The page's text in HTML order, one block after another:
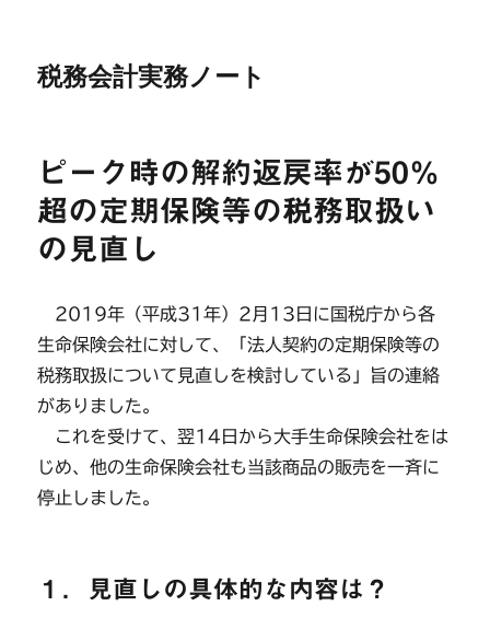
税務会計実務ノート
ピーク時の解約返戻率が50％
超の定期保険等の税務取扱い
の見直し
2019年（平成31年）2月13日に国税庁から各
生命保険会社に対して、「法人契約の定期保険等の
税務取扱について見直しを検討している」旨の連絡
がありました。
これを受けて、翌14日から大手生命保険会社をは
じめ、他の生命保険会社も当該商品の販売を一斉に
停止しました。
１．見直しの具体的な内容は？